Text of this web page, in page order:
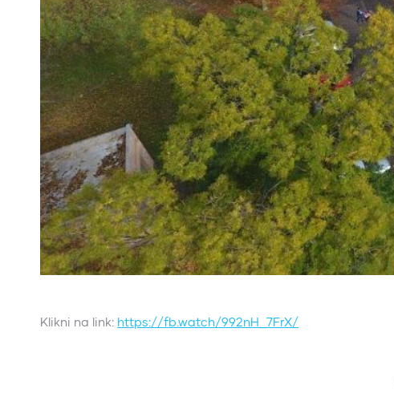
Klikni na link: https://fb.watch/992nH_7FrX/